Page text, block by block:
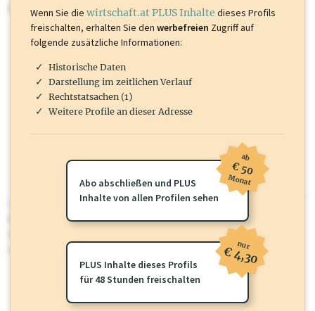
mehr.
wirtschaft.at PLUS
Für dieses Profil gibt es zusätzlichewirtschaft.at PLUS Inhalte
Sie momentan nicht einsehen können. Schalten Sie dieses Profil frei
oder loggen Sie sich ein um diese Inhalte zu sehen.
Wenn Sie die wirtschaft.at PLUS Inhalte dieses Profils
freischalten, erhalten Sie den werbefreien Zugriff auf
folgende zusätzliche Informationen:
Historische Daten
Darstellung im zeitlichen Verlauf
Rechtstatsachen (1)
Weitere Profile an dieser Adresse
Abo abschließen und PLUS
Inhalte von allen Profilen sehen
ab
€ 50
Monat
PLUS Inhalte dieses Profils
für 48 Stunden freischalten
nur
€ 4,30